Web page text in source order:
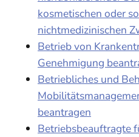
kosmetischen oder
nichtmedizinischen
Betrieb von
Genehmigung
Betriebliches und
beantragen
Betriebsbeauftragte